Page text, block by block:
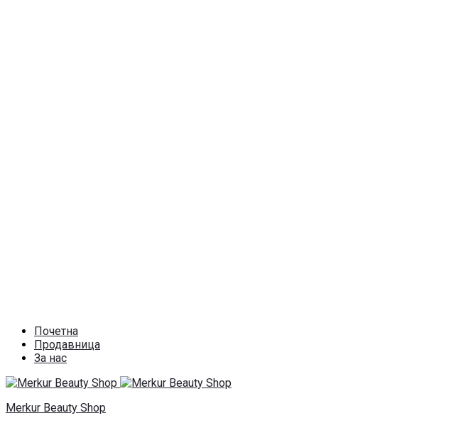
Почетна
Продавница
За нас
Merkur Beauty Shop